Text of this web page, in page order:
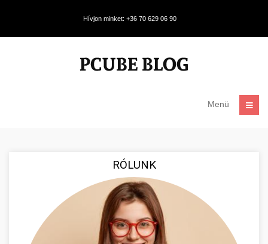
Hívjon minket: +36 70 629 06 90
Menü
RÓLUNK